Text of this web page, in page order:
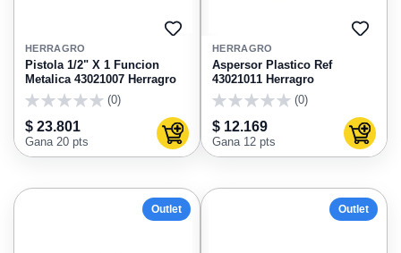
AGREGAR
FAVORITOS
HERRAGRO
Pistola 1/2" X 1 Funcion
Metalica 43021007 Herragro
(0)
$ 23.801
Gana 20 pts Agregar al carrito
HERRAGRO
Aspersor Plastico Ref
43021011 Herragro
(0)
$ 12.169
Gana 12 pts
Outlet Outlet